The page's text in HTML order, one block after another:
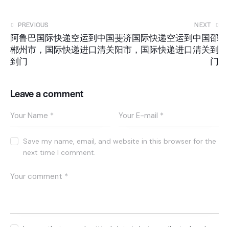
PREVIOUS
阿鲁巴国际快递空运到中国
郴州市，国际快递进口清关
到门
NEXT
斐济国际快递空运到中国邵
阳市，国际快递进口清关到
门
Leave a comment
Save my name, email, and website in this browser for the
next time I comment.